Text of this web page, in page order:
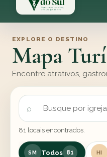
EXPLORE O DESTINO
Mapa
Encontre atrativos,
81 locais encontrados.
SM Todos 81 HI